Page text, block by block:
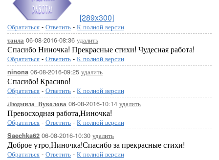
[289x300]
Обратиться - Ответить - К полной версии
таила 06-08-2016-08:36 удалить
Спасибо Ниночка! Прекрасные стихи! Чудесная работа!
Обратиться - Ответить - К полной версии
ninona 06-08-2016-09:25 удалить
Спасибо! Красиво!
Обратиться - Ответить - К полной версии
Людмила_Вуколова 06-08-2016-10:14 удалить
Превосходная работа,Ниночка!
Обратиться - Ответить - К полной версии
Saechka62 06-08-2016-10:30 удалить
Доброе утро,Ниночка!Спасибо за прекрасные стихи!
Обратиться - Ответить - К полной версии